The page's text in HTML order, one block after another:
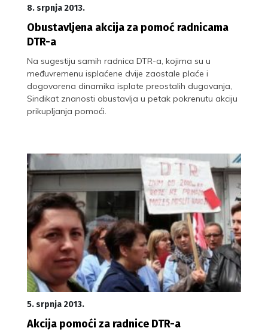
8. srpnja 2013.
Obustavljena akcija za pomoć radnicama
DTR-a
Na sugestiju samih radnica DTR-a, kojima su u
međuvremenu isplaćene dvije zaostale plaće i
dogovorena dinamika isplate preostalih dugovanja,
Sindikat znanosti obustavlja u petak pokrenutu akciju
prikupljanja pomoći.
5. srpnja 2013.
Akcija pomoći za radnice DTR-a